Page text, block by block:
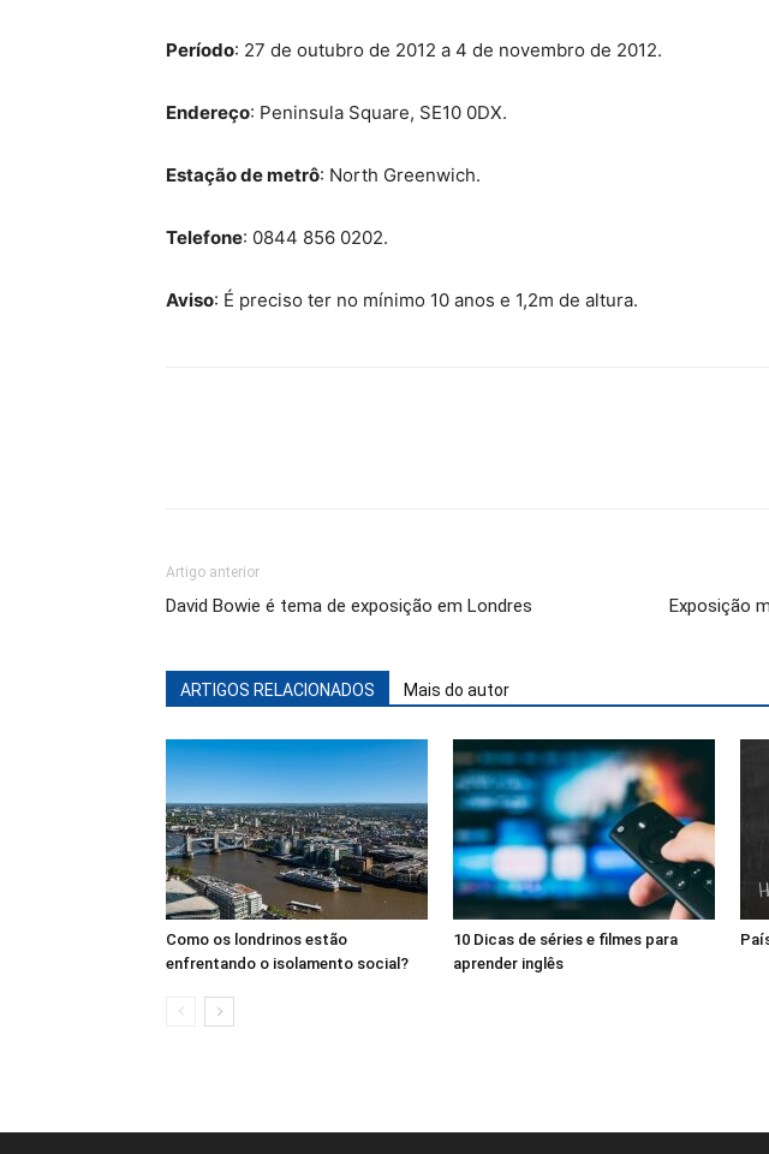
Período: 27 de outubro de 2012 a 4 de novembro de 2012.
Endereço: Peninsula Square, SE10 0DX.
Estação de metrô: North Greenwich.
Telefone: 0844 856 0202.
Aviso: É preciso ter no mínimo 10 anos e 1,2m de altura.
Artigo anterior
David Bowie é tema de exposição em Londres Exposição
ARTIGOS RELACIONADOS Mais do autor
Como os londrinos estão
enfrentando o isolamento social?
10 Dicas de séries e filmes para
aprender inglês